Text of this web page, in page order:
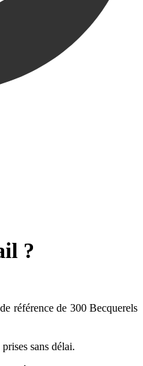
?
référence de 300 Becquerels
sans délai.